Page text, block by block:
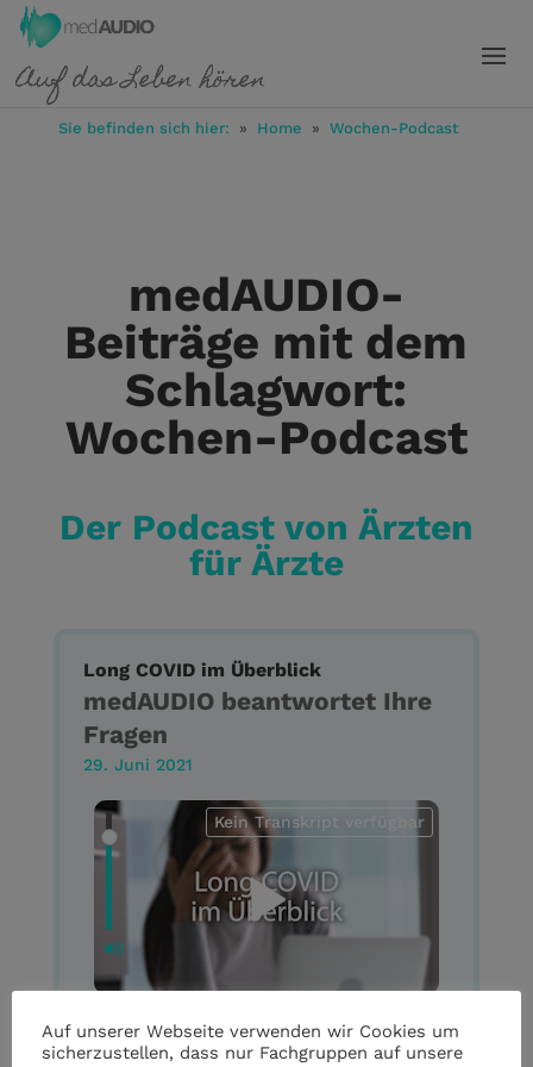
Sie befinden sich hier: » Home » Wochen-Podcast
medAUDIO-
Beiträge mit dem
Schlagwort:
Wochen-Podcast
Der Podcast von Ärzten
für Ärzte
Long COVID im Überblick
medAUDIO beantwortet Ihre
Fragen
29. Juni 2021
Kein Transkript verfügbar
Auf unserer Webseite verwenden wir Cookies um
sicherzustellen, dass nur Fachgruppen auf unsere